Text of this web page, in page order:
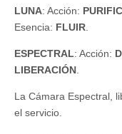
LUNA: Acción:
Esencia: FLUIR.
ESPECTRAL: Acción:
LIBERACIÓN.
La Cámara Espectral,
el servicio.